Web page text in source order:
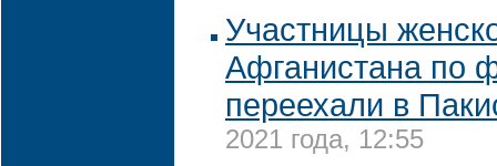
Участницы
Афганистана по
переехали в
2021 года, 12:55